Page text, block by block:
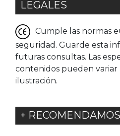
LEGALES
Cumple las normas
seguridad. Guarde esta
futuras consultas. Las
contenidos pueden variar
ilustración.
+ RECOMENDAMOS